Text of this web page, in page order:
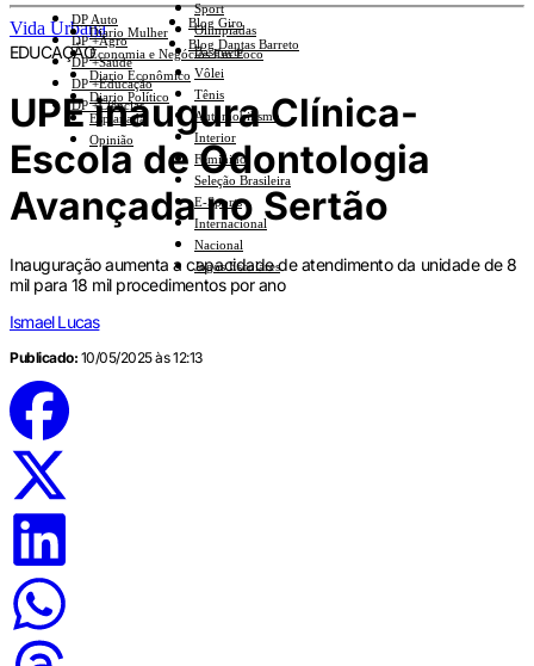
Sport
Olimpíadas
Basquete
Vôlei
Tênis
Automobilismo
Interior
Feminino
Seleção Brasileira
E-Sports
Internacional
Nacional
Jogos Escolares
DP Auto
DP +Agro
DP +Saúde
DP +Educação
DP +Ciências
Diario Mulher
Economia e Negócios Em Foco
Diario Econômico
Diario Político
Esplanada
Opinião
Blog Giro
Blog Dantas Barreto
Vida Urbana
EDUCAÇÃO
UPE inaugura Clínica-
Escola de Odontologia
Avançada no Sertão
Inauguração aumenta a capacidade de atendimento da unidade de 8
mil para 18 mil procedimentos por ano
Ismael Lucas
Publicado: 10/05/2025 às 12:13